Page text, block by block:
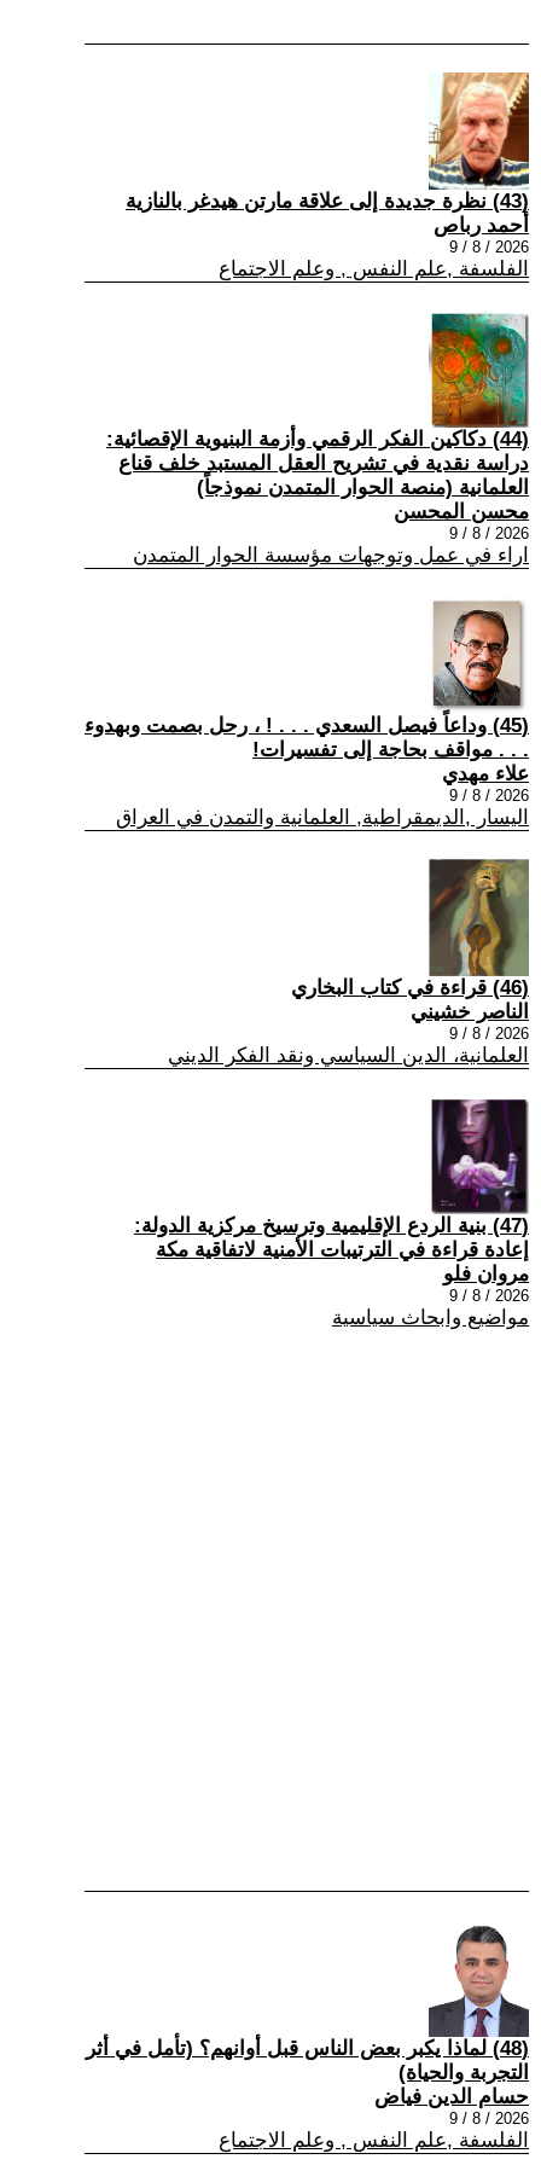
(43) نظرة جديدة إلى علاقة مارتن هيدغر بالنازية
أحمد رباص
2026 / 8 / 9
الفلسفة ,علم النفس , وعلم الاجتماع
(44) دكاكين الفكر الرقمي وأزمة البنيوية الإقصائية:
دراسة نقدية في تشريح العقل المستبد خلف قناع
العلمانية (منصة الحوار المتمدن نموذجاً)
محسن المحسن
2026 / 8 / 9
اراء في عمل وتوجهات مؤسسة الحوار المتمدن
(45) وداعاً فيصل السعدي . . . ! ، رحل بصمت وبهدوء
. . . مواقف بحاجة إلى تفسيرات!
علاء مهدي
2026 / 8 / 9
اليسار ,الديمقراطية, العلمانية والتمدن في العراق
(46) قراءة في كتاب البخاري
الناصر خشيني
2026 / 8 / 9
العلمانية، الدين السياسي ونقد الفكر الديني
(47) بنية الردع الإقليمية وترسيخ مركزية الدولة:
إعادة قراءة في الترتيبات الأمنية لاتفاقية مكة
مروان فلو
2026 / 8 / 9
مواضيع وابحاث سياسية
(48) لماذا يكبر بعض الناس قبل أوانهم؟ (تأمل في أثر
التجربة والحياة)
حسام الدين فياض
2026 / 8 / 9
الفلسفة ,علم النفس , وعلم الاجتماع